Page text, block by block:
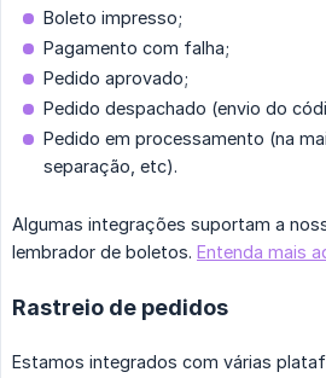
Boleto impresso;
Pagamento com falha;
Pedido aprovado;
Pedido despachado (envio do
Pedido em processamento (na
separação, etc).
Algumas integrações suportam a
lembrador de boletos. Entenda mais
Rastreio de pedidos
Estamos integrados com várias